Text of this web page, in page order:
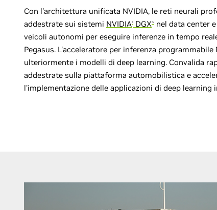
Con l'architettura unificata NVIDIA, le reti neurali
addestrate sui sistemi NVIDIA® DGX™
nel data center
veicoli autonomi per eseguire inferenze in tempo
Pegasus. L'acceleratore per inferenza programmabile
ulteriormente i modelli di deep learning. Convalida
addestrate sulla piattaforma automobilistica e
l'implementazione delle applicazioni di deep learning